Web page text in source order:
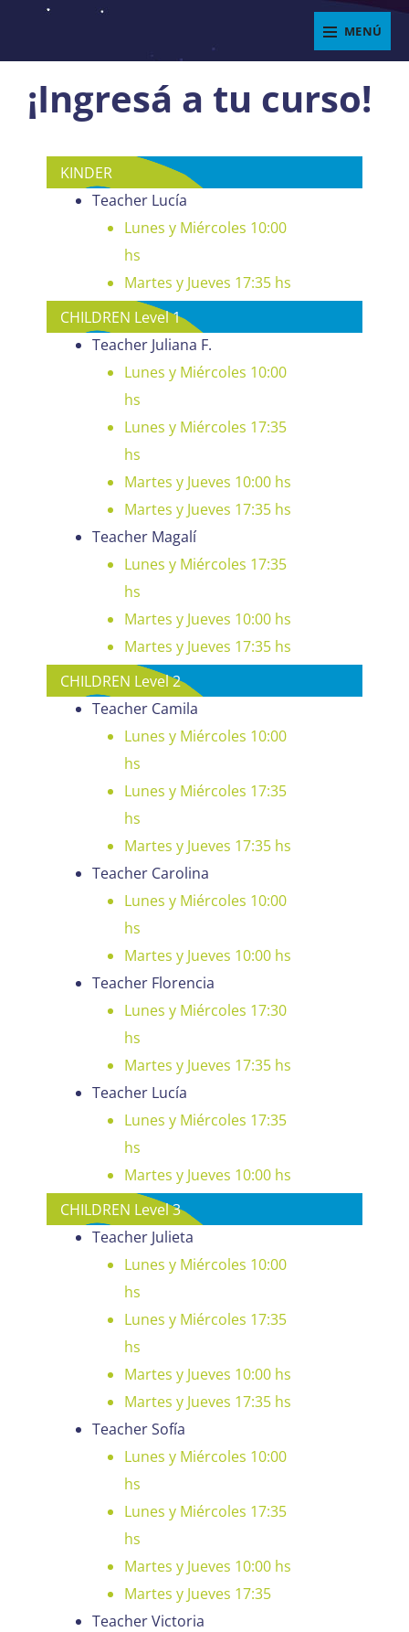
contenido
MENÚ
¡Ingresá a tu curso!
KINDER
Teacher Lucía
Lunes y Miércoles 10:00
hs
Martes y Jueves 17:35 hs
CHILDREN Level 1
Teacher Juliana F.
Lunes y Miércoles 10:00
hs
Lunes y Miércoles 17:35
hs
Martes y Jueves 10:00 hs
Martes y Jueves 17:35 hs
Teacher Magalí
Lunes y Miércoles 17:35
hs
Martes y Jueves 10:00 hs
Martes y Jueves 17:35 hs
CHILDREN Level 2
Teacher Camila
Lunes y Miércoles 10:00
hs
Lunes y Miércoles 17:35
hs
Martes y Jueves 17:35 hs
Teacher Carolina
Lunes y Miércoles 10:00
hs
Martes y Jueves 10:00 hs
Teacher Florencia
Lunes y Miércoles 17:30
hs
Martes y Jueves 17:35 hs
Teacher Lucía
Lunes y Miércoles 17:35
hs
Martes y Jueves 10:00 hs
CHILDREN Level 3
Teacher Julieta
Lunes y Miércoles 10:00
hs
Lunes y Miércoles 17:35
hs
Martes y Jueves 10:00 hs
Martes y Jueves 17:35 hs
Teacher Sofía
Lunes y Miércoles 10:00
hs
Lunes y Miércoles 17:35
hs
Martes y Jueves 10:00 hs
Martes y Jueves 17:35
Teacher Victoria